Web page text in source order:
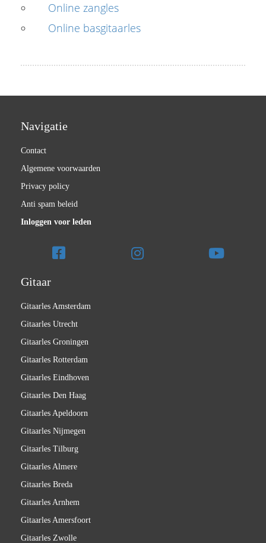
Online zangles
Online basgitaarles
Navigatie
Contact
Algemene voorwaarden
Privacy policy
Anti spam beleid
Inloggen voor leden
Gitaar
Gitaarles Amsterdam
Gitaarles Utrecht
Gitaarles Groningen
Gitaarles Rotterdam
Gitaarles Eindhoven
Gitaarles Den Haag
Gitaarles Apeldoorn
Gitaarles Nijmegen
Gitaarles Tilburg
Gitaarles Almere
Gitaarles Breda
Gitaarles Arnhem
Gitaarles Amersfoort
Gitaarles Zwolle